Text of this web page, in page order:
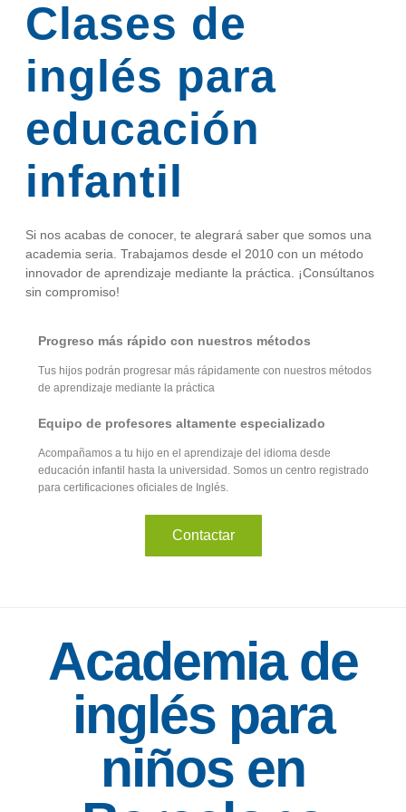
Clases de
inglés para
educación
infantil
Si nos acabas de conocer, te alegrará saber que somos una
academia seria. Trabajamos desde el 2010 con un método
innovador de aprendizaje mediante la práctica. ¡Consúltanos
sin compromiso!
Progreso más rápido con nuestros métodos
Tus hijos podrán progresar más rápidamente con nuestros métodos
de aprendizaje mediante la práctica
Equipo de profesores altamente especializado
Acompañamos a tu hijo en el aprendizaje del idioma desde
educación infantil hasta la universidad. Somos un centro registrado
para certificaciones oficiales de Inglés.
Contactar
Academia de
inglés para
niños en